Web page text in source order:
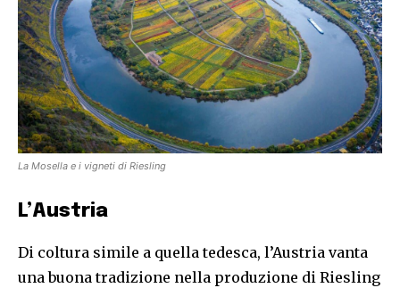
La Mosella e i vigneti di Riesling
L’Austria
Di coltura simile a quella tedesca, l’Austria vanta
una buona tradizione nella produzione di Riesling